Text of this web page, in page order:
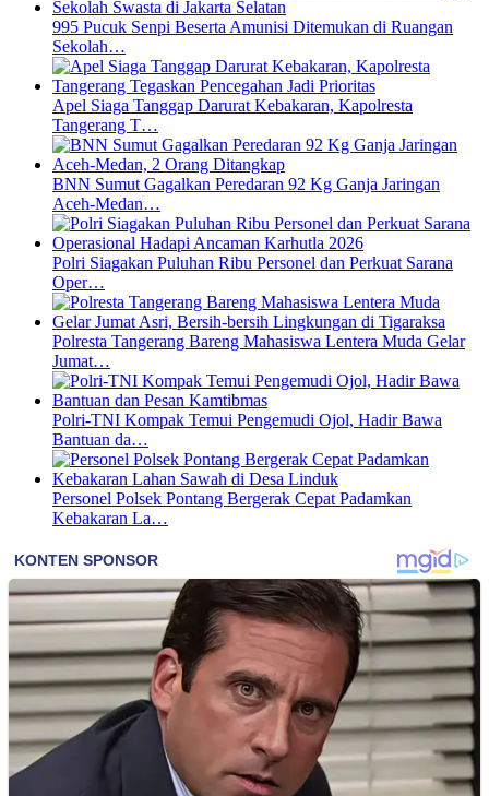
995 Pucuk Senpi Beserta Amunisi Ditemukan di Ruangan
Sekolah…
Apel Siaga Tanggap Darurat Kebakaran, Kapolresta
Tangerang T…
BNN Sumut Gagalkan Peredaran 92 Kg Ganja Jaringan
Aceh-Medan…
Polri Siagakan Puluhan Ribu Personel dan Perkuat Sarana
Oper…
Polresta Tangerang Bareng Mahasiswa Lentera Muda Gelar
Jumat…
Polri-TNI Kompak Temui Pengemudi Ojol, Hadir Bawa
Bantuan da…
Personel Polsek Pontang Bergerak Cepat Padamkan
Kebakaran La…